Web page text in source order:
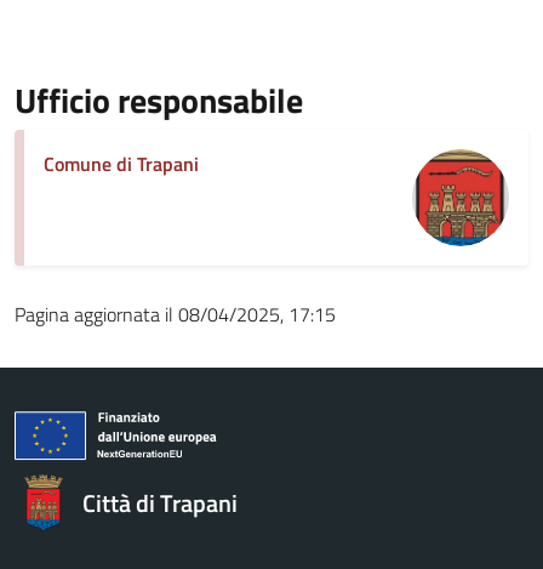
Ufficio responsabile
Comune di Trapani
Pagina aggiornata il 08/04/2025, 17:15
Città di Trapani